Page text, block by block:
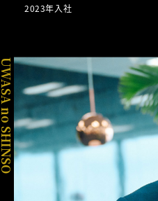
SHINSO
2023年入社